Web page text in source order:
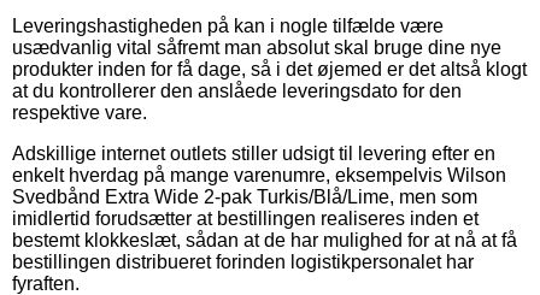
Leveringshastigheden på kan i nogle tilfælde være
usædvanlig vital såfremt man absolut skal bruge dine nye
produkter inden for få dage, så i det øjemed er det altså klogt
at du kontrollerer den anslåede leveringsdato for den
respektive vare.
Adskillige internet outlets stiller udsigt til levering efter en
enkelt hverdag på mange varenumre, eksempelvis Wilson
Svedbånd Extra Wide 2-pak Turkis/Blå/Lime, men som
imidlertid forudsætter at bestillingen realiseres inden et
bestemt klokkeslæt, sådan at de har mulighed for at nå at få
bestillingen distribueret forinden logistikpersonalet har
fyraften.